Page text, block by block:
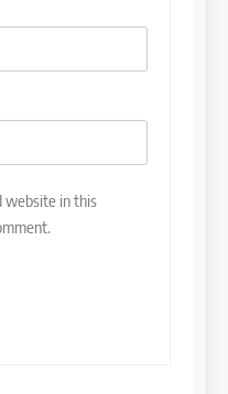
website in this